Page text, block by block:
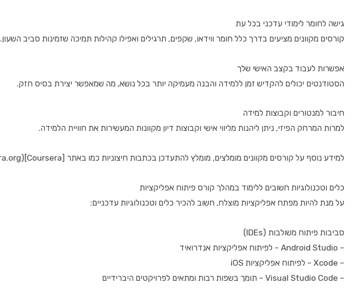
גישה לחומר לימודי עדכני בכל עת
קורסים מקוונים מציעים בדרך כלל חומר ווידאו, שקפים, תרגילים ואפילו קהילות תמיכה שזמינות סביב השעון.
אפשרות לעבוד בקצב האישי שלך
הסטודנטים יכולים להקדיש זמן ללמידה והבנה מעמיקה יותר בכל נושא, מה שמאפשר יצירת בסיס חזק.
חיבור למנטורים וקבוצות למידה
למרות המרחק הפיזי, ניתן ליהנות מליווי אישי וקבוצות דיון מקוונות המעשירות את חוויית הלמידה.
למידע נוסף על קורסים מקוונים מומלצים, מומלץ להתעדכן בכתבות חיצוניות כמו באתר [Coursera](https://www.coursera.org).
כלים וטכנולוגיות חשובים ללימוד במהלך קורס פיתוח אפליקציות
על מנת להיות מפתח אפליקציות מוצלח, חשוב להכיר כלים וטכנולוגיות עדכניים:
סביבות פיתוח משולבות (IDEs)
– Android Studio – לפיתוח אפליקציות אנדרואיד
– Xcode – לפיתוח אפליקציות iOS
– Visual Studio Code – תומך בשפות רבות ומתאים לפרויקטים היברידיים